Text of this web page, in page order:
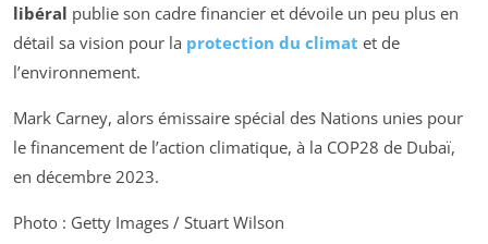
libéral publie son cadre financier et dévoile un peu plus en
détail sa vision pour la protection du climat et de
l’environnement.
Mark Carney, alors émissaire spécial des Nations unies pour
le financement de l’action climatique, à la COP28 de Dubaï,
en décembre 2023.
Photo : Getty Images / Stuart Wilson